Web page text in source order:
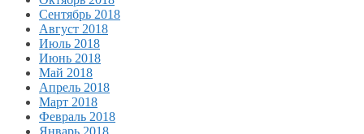
Сентябрь 2018
Август 2018
Июль 2018
Июнь 2018
Май 2018
Апрель 2018
Март 2018
Февраль 2018
Январь 2018